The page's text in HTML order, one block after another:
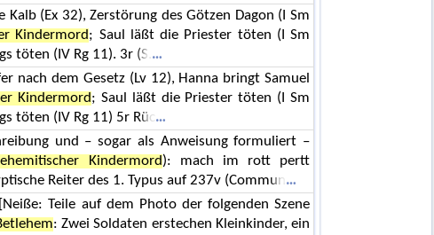
(Ex 32), Zerstörung des Götzen Dagon (I Sm
Kindermord; Saul läßt die Priester töten (I Sm
töten (IV Rg 11). 3r (S.
nach dem Gesetz (Lv 12), Hanna bringt Samuel
Kindermord; Saul läßt die Priester töten (I Sm
töten (IV Rg 11) 5r Rüc
und – sogar als Anweisung formuliert –
Kindermord): mach im rott pertt
Reiter des 1. Typus auf 237v (Commun
Teile auf dem Photo der folgenden Szene
: Zwei Soldaten erstechen Kleinkinder, ein